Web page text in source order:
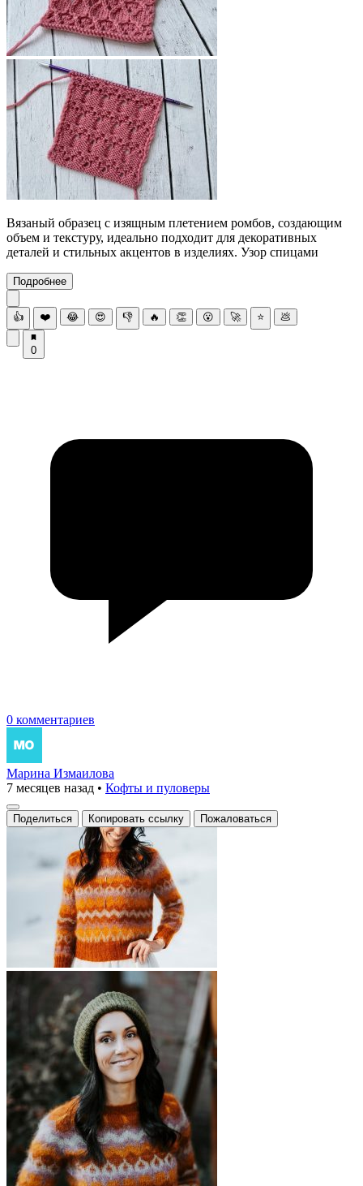
Вязаный образец с изящным плетением ромбов, создающим
объем и текстуру, идеально подходит для декоративных
деталей и стильных акцентов в изделиях. Узор спицами
Подробнее
👍 ❤️ 😂 😍 👎 🔥 👏 😮 🚀 ⭐ 💩
0
0 комментариев
Марина Измаилова
7 месяцев назад • Кофты и пуловеры
Поделиться Копировать ссылку Пожаловаться